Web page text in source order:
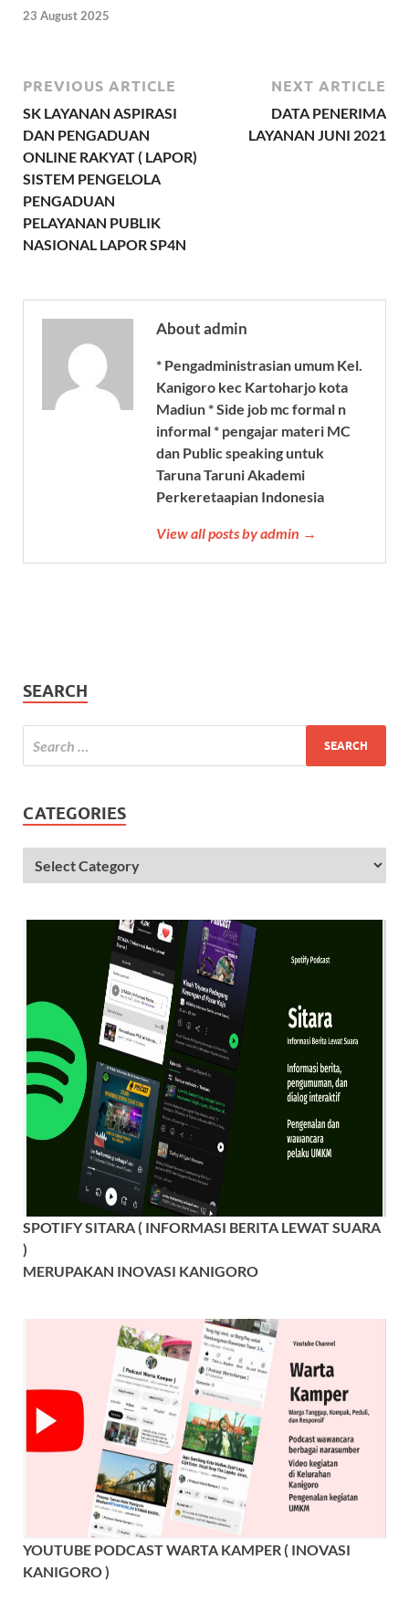
23 August 2025
PREVIOUS ARTICLE
SK LAYANAN ASPIRASI
DAN PENGADUAN
ONLINE RAKYAT ( LAPOR)
SISTEM PENGELOLA
PENGADUAN
PELAYANAN PUBLIK
NASIONAL LAPOR SP4N
NEXT ARTICLE
DATA PENERIMA
LAYANAN JUNI 2021
About admin
* Pengadministrasian umum Kel.
Kanigoro kec Kartoharjo kota
Madiun * Side job mc formal n
informal * pengajar materi MC
dan Public speaking untuk
Taruna Taruni Akademi
Perkeretaapian Indonesia
View all posts by admin →
SEARCH
CATEGORIES
SPOTIFY SITARA ( INFORMASI BERITA LEWAT SUARA
)
MERUPAKAN INOVASI KANIGORO
YOUTUBE PODCAST WARTA KAMPER ( INOVASI
KANIGORO )